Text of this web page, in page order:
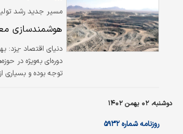
مسیر جدید رشد
هوشمندسازی
دنیای اقتصاد -یزد:
دوره‌‌‌ای به‌ویژه در
توجه بوده و بسیاری
دوشنبه، ۰۲ بهمن ۱۴۰۲
روزنامه شماره ۵۹۳۲